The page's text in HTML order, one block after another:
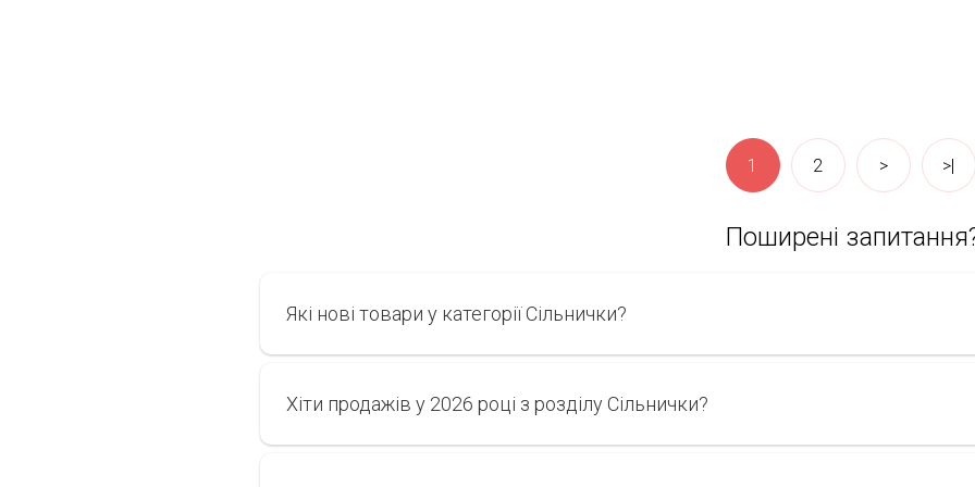
1 2 > >|
Поширені
Які нові товари у категорії Cільнички?
Хіти продажів у 2026 році з розділу Cільнички?